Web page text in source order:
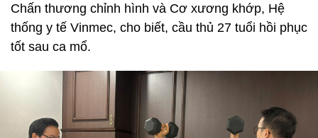
Chấn thương chỉnh hình và Cơ xương khớp, Hệ
thống y tế Vinmec, cho biết, cầu thủ 27 tuổi hồi phục
tốt sau ca mổ.